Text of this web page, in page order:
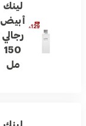
لينك
أبيض
رجالي
150
مل